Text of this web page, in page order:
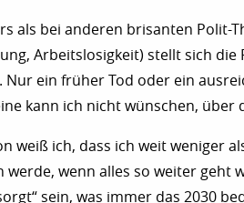
als bei anderen brisanten Polit-
Arbeitslosigkeit) stellt sich die
Nur ein früher Tod oder ein
kann ich nicht wünschen, über
weiß ich, dass ich weit weniger
werde, wenn alles so weiter geht
sein, was immer das 2030